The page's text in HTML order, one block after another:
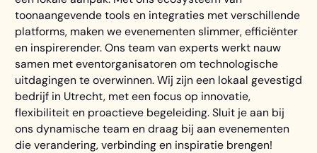
toonaangevende tools en integraties met verschillende
platforms, maken we evenementen slimmer, efficiënter
en inspirerender. Ons team van experts werkt nauw
samen met eventorganisatoren om technologische
uitdagingen te overwinnen. Wij zijn een lokaal gevestigd
bedrijf in Utrecht, met een focus op innovatie,
flexibiliteit en proactieve begeleiding. Sluit je aan bij
ons dynamische team en draag bij aan evenementen
die verandering, verbinding en inspiratie brengen!